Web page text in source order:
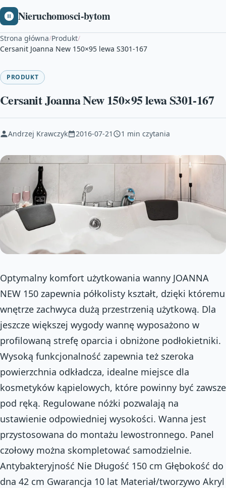
Nieruchomosci-bytom
Strona główna/Produkt/
Cersanit Joanna New 150×95 lewa S301-167
PRODUKT
Cersanit Joanna New 150×95 lewa S301-167
Andrzej Krawczyk 2016-07-21 1 min czytania
Optymalny komfort użytkowania wanny JOANNA
NEW 150 zapewnia półkolisty kształt, dzięki któremu
wnętrze zachwyca dużą przestrzenią użytkową. Dla
jeszcze większej wygody wannę wyposażono w
profilowaną strefę oparcia i obniżone podłokietniki.
Wysoką funkcjonalność zapewnia też szeroka
powierzchnia odkładcza, idealne miejsce dla
kosmetyków kąpielowych, które powinny być zawsze
pod ręką. Regulowane nóżki pozwalają na
ustawienie odpowiedniej wysokości. Wanna jest
przystosowana do montażu lewostronnego. Panel
czołowy można skompletować samodzielnie.
Antybakteryjność Nie Długość 150 cm Głębokość do
dna 42 cm Gwarancja 10 lat Materiał/tworzywo Akryl